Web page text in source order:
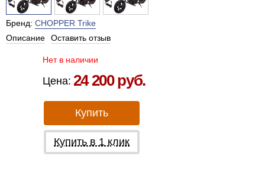
Бренд: CHOPPER Trike
Описание
Оставить отзыв
Нет в наличии
Цена: 24 200 руб.
Купить
Купить в 1 клик